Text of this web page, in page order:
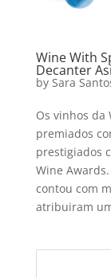
Wine With
Decanter
by Sara
Os vinhos da
premiados
prestigiados
Wine
contou com
atribuiram